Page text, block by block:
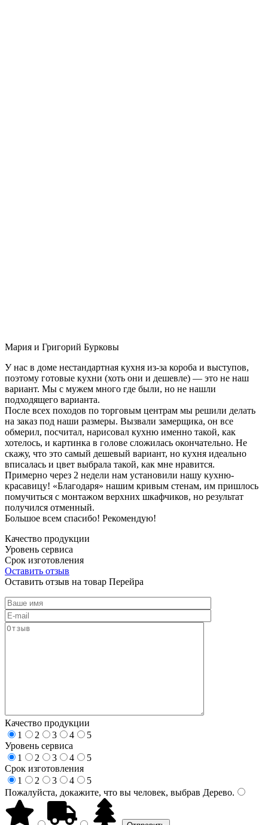
Мария и Григорий Бурковы
У нас в доме нестандартная кухня из-за короба и выступов,
поэтому готовые кухни (хоть они и дешевле) — это не наш
вариант. Мы с мужем много где были, но не нашли
подходящего варианта.
После всех походов по торговым центрам мы решили делать
на заказ под наши размеры. Вызвали замерщика, он все
обмерил, посчитал, нарисовал кухню именно такой, как
хотелось, и картинка в голове сложилась окончательно. Не
скажу, что это самый дешевый вариант, но кухня идеально
вписалась и цвет выбрала такой, как мне нравится.
Примерно через 2 недели нам установили нашу кухню-
красавицу! «Благодаря» нашим кривым стенам, им пришлось
помучиться с монтажом верхних шкафчиков, но результат
получился отменный.
Большое всем спасибо! Рекомендую!
Качество продукции
Уровень сервиса
Срок изготовления
Оставить отзыв
Оставить отзыв на товар Перейра
Качество продукции
1
2 3 4
5
Уровень сервиса
1
2 3 4
5
Срок изготовления
1
2 3 4
5
Пожалуйста, докажите, что вы человек, выбрав Дерево.